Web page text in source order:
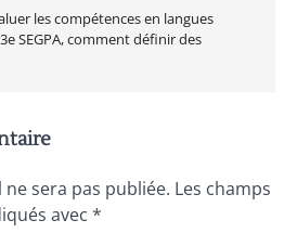
les compétences en langues
SEGPA, comment définir des
sera pas publiée. Les champs
avec *